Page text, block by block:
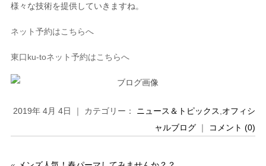
様々な技術を提供していきますね。
ネット予約はこちらへ
東口ku-toネット予約はこちらへ
2019年 4月 4日 ｜ カテゴリー： ニュース＆トピックス オフィシ
ャルブログ ｜ コメント (0)